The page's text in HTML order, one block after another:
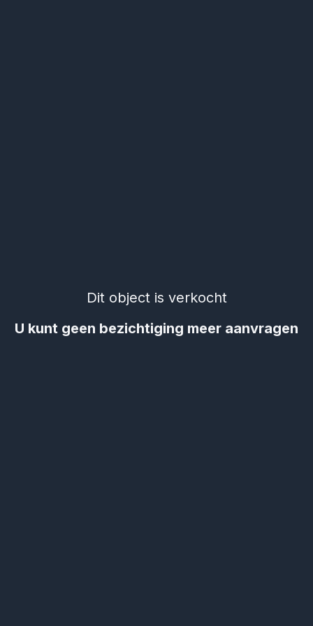
Dit object is verkocht
U kunt geen bezichtiging meer aanvragen